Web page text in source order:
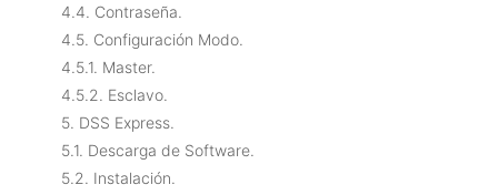
4.4. Contraseña.
4.5. Configuración Modo.
4.5.1. Master.
4.5.2. Esclavo.
5. DSS Express.
5.1. Descarga de Software.
5.2. Instalación.